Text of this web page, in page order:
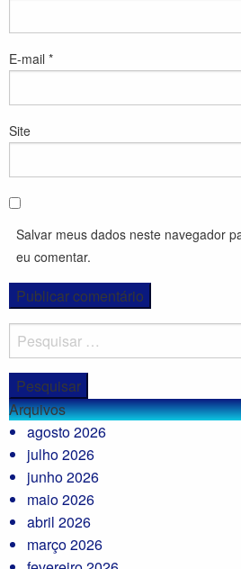
E-mail *
Site
Salvar meus dados neste navegador
eu comentar.
Pesquisar
por:
Arquivos
agosto 2026
julho 2026
junho 2026
maio 2026
abril 2026
março 2026